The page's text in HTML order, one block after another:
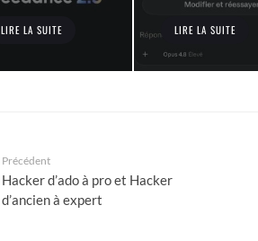
LIRE LA SUITE LIRE LA SUITE
Précédent
Hacker d’ado à pro et Hacker
d’ancien à expert